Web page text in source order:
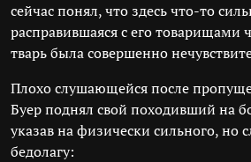
сейчас понял, что здесь что-то
расправившаяся с его товарищами
тварь была совершенно
Плохо слушающейся после
Буер поднял свой походивший на
указав на физически сильного, но
бедолагу: